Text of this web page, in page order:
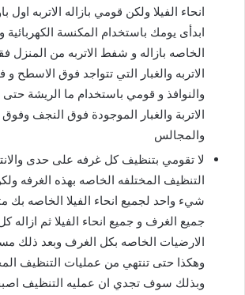
انحاء الفيلا ولكن قومي بازاله الاتربه
ابدأى يومك باستخدام المكنسة
الخاصه بازاله و شفط الاتربه من
الاتربه والغبار التي تتواجد فوق الاسطح و
والنوافذ و قومي باستخدام ما الريشة
الاتربة والغبار الموجودة فوق النجف
والمجالس
لا تقومي بتنظيف كل غرفه على حدى
التنظيف المختلفه الخاصه بهذه الغرفه
شيء واحد لجميع انحاء الفيلا الخاصه بك
جميع الغرف و جميع انحاء الفيلا ثم
الارضيات الخاصه بكل الغرف وبعد ذلك
وهكذا حتى تنتهي من عمليات التنظيف
وبذلك سوف تجدي ان عمليه التنظيف